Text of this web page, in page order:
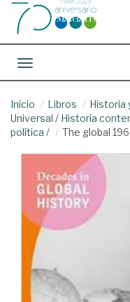
Toggle navigation
Inicio Libros Historia
Universal / Historia
política / The global